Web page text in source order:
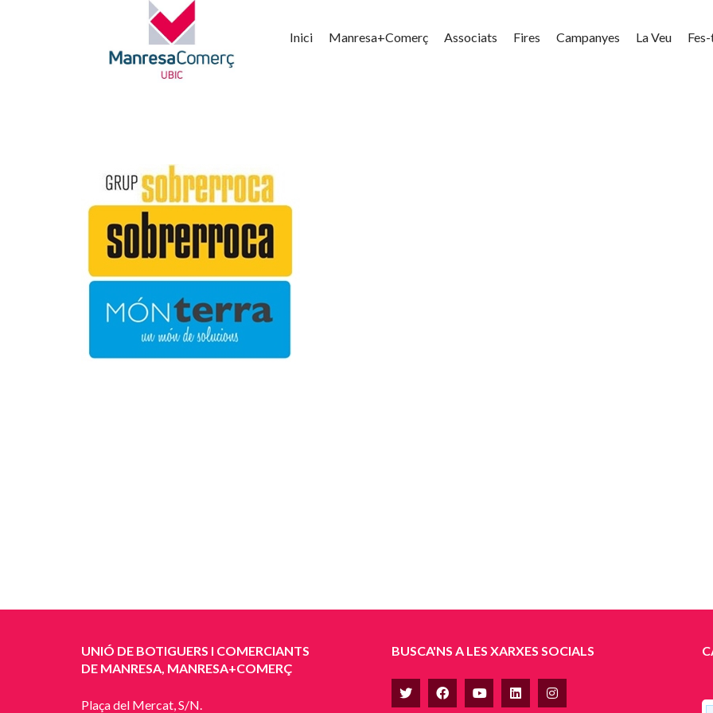
Inici Manresa+Comerç Associats Fires Campanyes La Veu
UNIÓ DE BOTIGUERS I COMERCIANTS
DE MANRESA, MANRESA+COMERÇ
Plaça del Mercat, S/N.
BUSCA'NS A LES XARXES SOCIALS